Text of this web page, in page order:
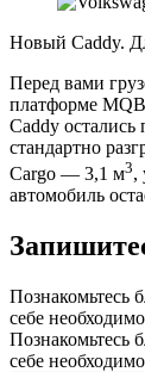
Новый Caddy.
Перед вами
платформе
Caddy
стандартно
Cargo — 3,1 м3,
автомобиль
Познакомьтесь
себе
Познакомьтесь
себе